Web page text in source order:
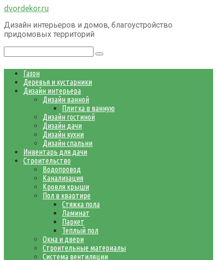
Перейти
контенту
dvordekor.ru
Дизайн интерьеров и домов, благоустройство
придомовых территорий
Газон
Деревья и кустарники
Дизайн интерьера
Дизайн ванной
Плитка в ванную
Дизайн гостиной
Дизайн дачи
Дизайн кухни
Дизайн спальни
Инвентарь для дачи
Строительство
Водопровод
Канализация
Кровля крыши
Пол в квартире
Стяжка пола
Ламинат
Паркет
Теплый пол
Окна и двери
Строительные материалы
Система вентиляции